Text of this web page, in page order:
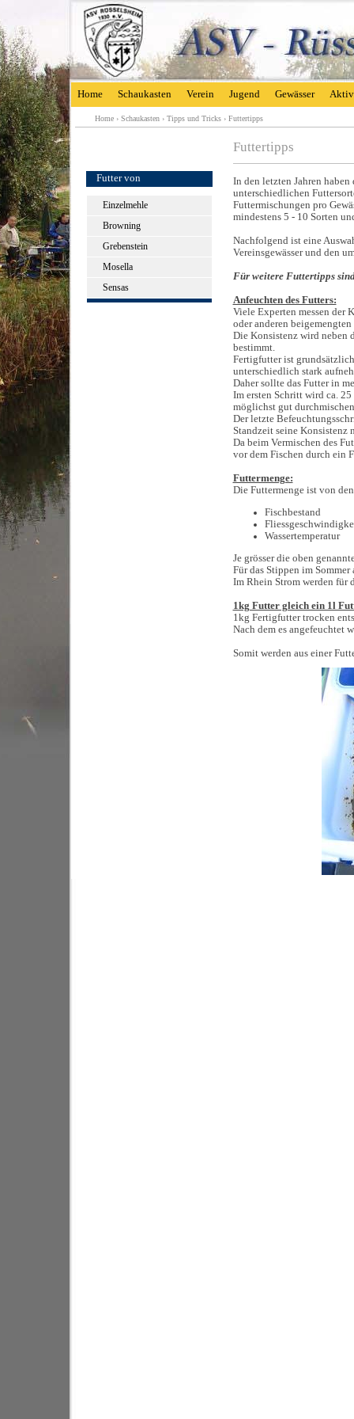
Home Schaukasten Verein Jugend Gewässer
Home › Schaukasten › Tipps und Tricks › Futtertipps
Futter von
Einzelmehle
Browning
Grebenstein
Mosella
Sensas
Futtertipps
In den letzten Jahren
unterschiedlichen
Futtermischungen pro
mindestens 5 - 10 Sorten
Nachfolgend ist eine
Vereinsgewässer und den
Für weitere Futtertipps
Anfeuchten des Futters:
Viele Experten messen der
oder anderen
Die Konsistenz wird neben
bestimmt.
Fertigfutter ist
unterschiedlich stark
Daher sollte das Futter in
Im ersten Schritt wird ca.
möglichst gut
Der letzte
Standzeit seine Konsistenz
Da beim Vermischen des
vor dem Fischen durch ein
Futtermenge:
Die Futtermenge ist von
Fischbestand
Wassertemperatur
Je grösser die oben
Für das Stippen im
Im Rhein Strom werden für
1kg Futter gleich ein 1l
1kg Fertigfutter trocken
Nach dem es angefeuchtet
Somit werden aus einer